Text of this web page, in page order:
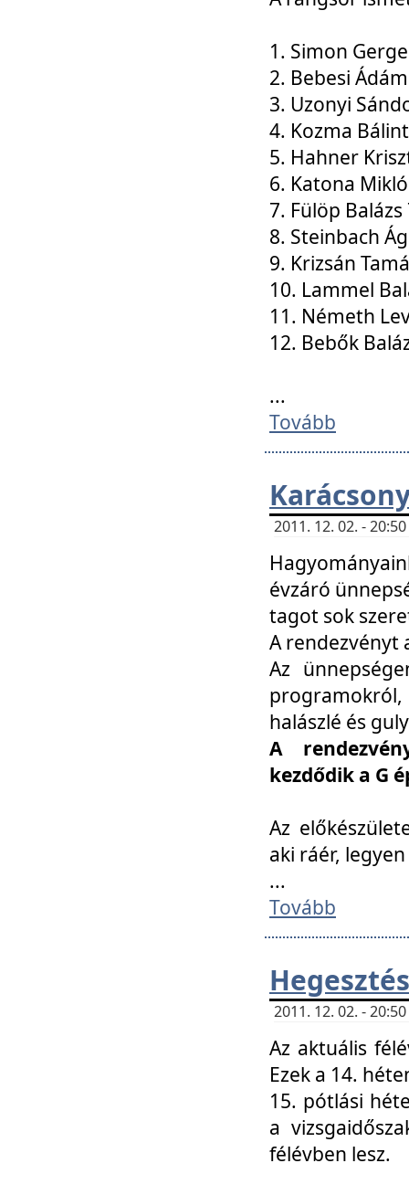
1. Simon
2. Bebesi
3. Uzonyi
4. Kozma
5. Hahner
6. Katona
7. Fülöp
8. Steinbach
9. Krizsán
10. Lammel
11. Németh
12. Bebők
...
Tovább
2011. 12. 02. -
évzáró
tagot sok
A rendezvényt
Az
halászlé és
A
kezdődik a G
Az
aki ráér,
...
Tovább
2011. 12. 02. -
Az aktuális
Ezek a 14.
15. pótlási
a
félévben lesz.